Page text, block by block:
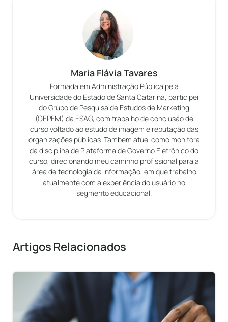
Maria Flávia Tavares
Formada em Administração Pública pela
Universidade do Estado de Santa Catarina, participei
do Grupo de Pesquisa de Estudos de Marketing
(GEPEM) da ESAG, com trabalho de conclusão de
curso voltado ao estudo de imagem e reputação das
organizações públicas. Também atuei como monitora
da disciplina de Plataforma de Governo Eletrônico do
curso, direcionando meu caminho profissional para a
área de tecnologia da informação, em que trabalho
atualmente com a experiência do usuário no
segmento educacional.
Artigos Relacionados